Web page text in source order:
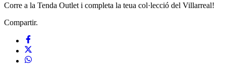
Corre a la Tenda Outlet i completa la teua col·lecció del Villarreal!
Compartir.